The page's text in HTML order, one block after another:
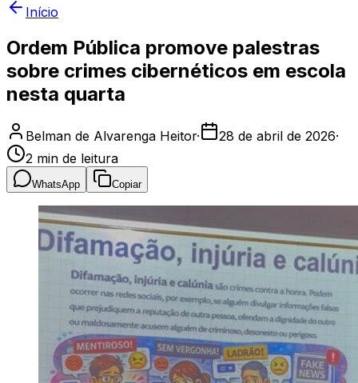
Início
Ordem Pública promove palestras
sobre crimes cibernéticos em escola
nesta quarta
Belman de Alvarenga Heitor· 28 de abril de 2026·
2 min de leitura
WhatsApp Copiar